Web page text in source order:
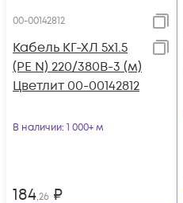
00-00142812
Кабель КГ-ХЛ 5х1.5
(PE N) 220/380В-3 (м)
Цветлит 00-00142812
В наличии: 1 000+ м
184,26 ₽